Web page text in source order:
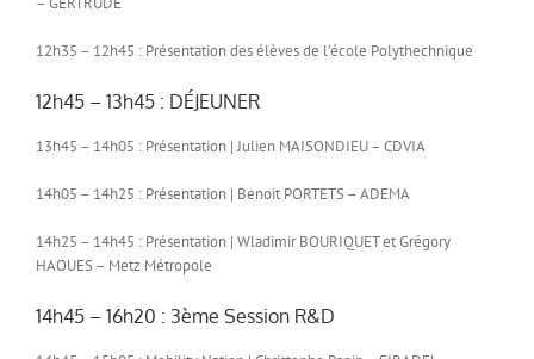
12h35 – 12h45 : Présentation des élèves de l’école Polythechnique
12h45 – 13h45 : DÉJEUNER
13h45 – 14h05 : Présentation | Julien MAISONDIEU – CDVIA
14h05 – 14h25 : Présentation | Benoit PORTETS – ADEMA
14h25 – 14h45 : Présentation | Wladimir BOURIQUET et Grégory
HAOUES – Metz Métropole
14h45 – 16h20 : 3ème Session R&D